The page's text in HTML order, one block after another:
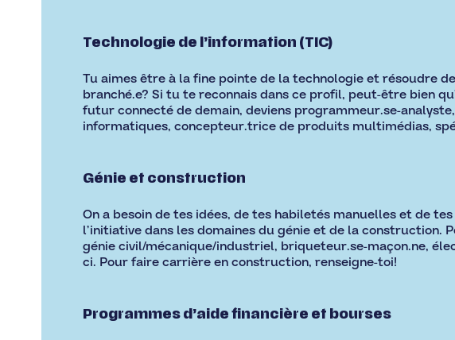
Technologie de l’information (TIC)
Tu aimes être à la fine pointe de la technologie et résoudre
branché.e? Si tu te reconnais dans ce profil, peut-être bien
futur connecté de demain, deviens programmeur.se-
informatiques, concepteur.trice de produits multimédias,
Génie et construction
On a besoin de tes idées, de tes habiletés manuelles et de
l’initiative dans les domaines du génie et de la construction.
génie civil/mécanique/industriel, briqueteur.se-maçon.ne,
ci. Pour faire carrière en construction, renseigne-toi!
Programmes d’aide financière et bourses